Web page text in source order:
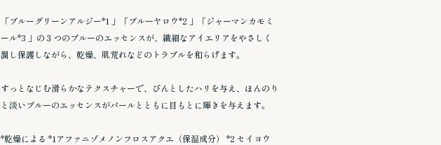
「ブルーグリーンアルジー*1 」「ブルーヤロウ*2 」「ジャーマンカモミ
ール*3 」の３つのブルーのエッセンスが、繊細なアイエリアをやさしく
潤し保護しながら、乾燥、肌荒れなどのトラブルを和らげます。
すっとなじむ滑らかなテクスチャーで、ぴんとしたハリを与え、ほんのり
と淡いブルーのエッセンスがパールとともに目もとに輝きを与えます。
*乾燥による *1アファニゾメノンフロスアクエ（保湿成分） *2 セイヨウ